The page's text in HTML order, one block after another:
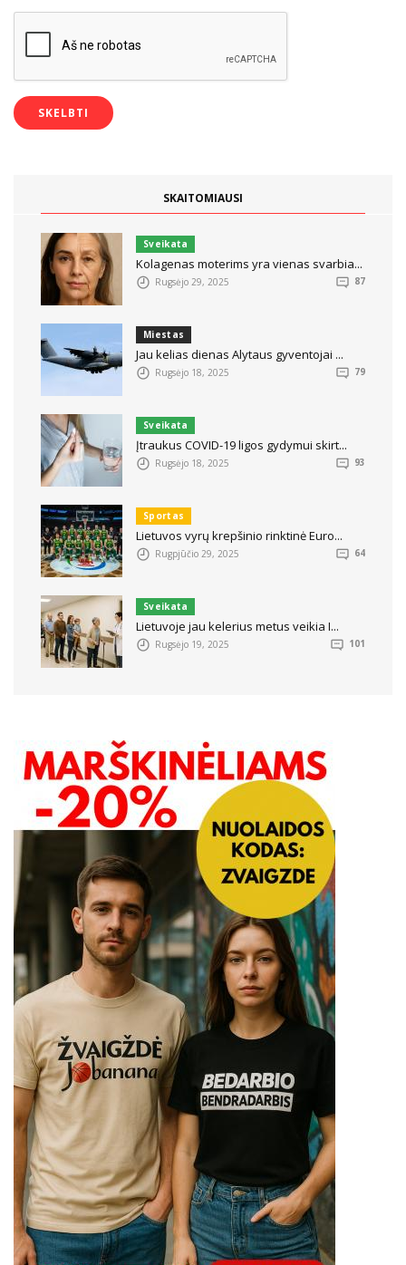
SKAITOMIAUSI
Sveikata
Kolagenas moterims yra vienas svarbia...
Rugsėjo 29, 2025 87
Miestas
Jau kelias dienas Alytaus gyventojai ...
Rugsėjo 18, 2025 79
Sveikata
Įtraukus COVID-19 ligos gydymui skirt...
Rugsėjo 18, 2025 93
Sportas
Lietuvos vyrų krepšinio rinktinė Euro...
Rugpjūčio 29, 2025 64
Sveikata
Lietuvoje jau kelerius metus veikia I...
Rugsėjo 19, 2025 101